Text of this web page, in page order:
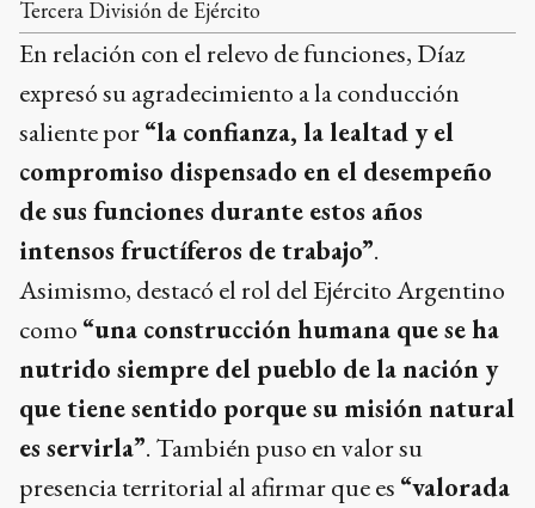
Tercera División de Ejército
En relación con el relevo de funciones, Díaz
expresó su agradecimiento a la conducción
saliente por“la confianza, la lealtad y el
compromiso dispensado en el desempeño
de sus funciones durante estos años
intensos fructíferos de trabajo”.
Asimismo, destacó el rol del Ejército Argentino
como “una construcción humana que se ha
nutrido siempre del pueblo de la nación y
que tiene sentido porque su misión natural
es servirla”. También puso en valor su
presencia territorial al afirmar que es “valorada